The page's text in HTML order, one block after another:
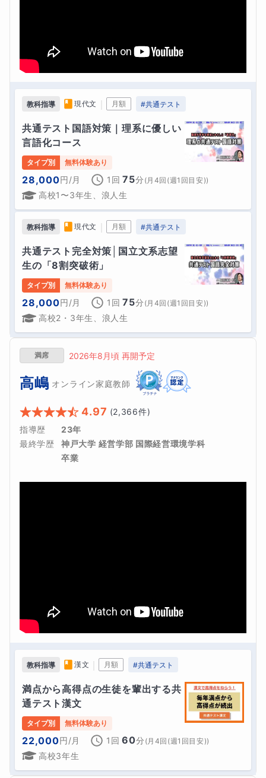
教科指導 現代文 月額 #共通テスト
共通テスト国語対策｜理系に優しい
言語化コース
タイプ別 無料体験あり
28,000円/月 1回 75分 (月4回(週1回目安))
高校1〜3年生、浪人生
教科指導 現代文 月額 #共通テスト
共通テスト完全対策│国立文系志望
生の「8割突破術」
タイプ別 無料体験あり
28,000円/月 1回 75分 (月4回(週1回目安))
高校2・3年生、浪人生
満席 2026年8月頃 再開予定
高嶋 オンライン家庭教師
4.97 (2,366件)
指導歴
23年
最終学歴
神戸大学 経営学部 国際経営環境学科
卒業
教科指導 漢文 月額 #共通テスト
満点から高得点の生徒を輩出する共
通テスト漢文
タイプ別 無料体験あり
22,000円/月 1回 60分 ( 月4回(週1回目安))
高校3年生